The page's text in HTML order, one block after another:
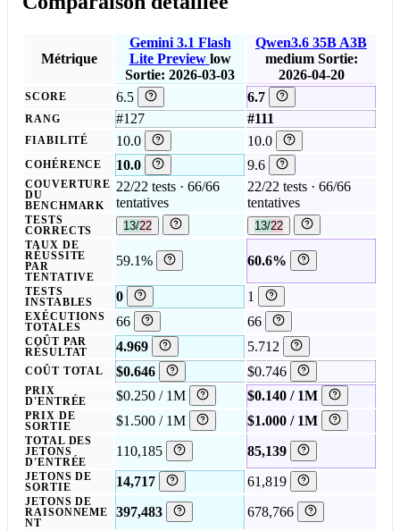
Métrique
Gemini 3.1 Flash
Lite Preview low
Sortie: 2026-03-03
Qwen3.6 35B A3B
medium Sortie:
2026-04-20
SCORE 6.5 6.7
RANG #127 #111
FIABILITÉ 10.0 10.0
COHÉRENCE 10.0 9.6
COUVERTURE
DU
BENCHMARK
22/22 tests · 66/66
tentatives
22/22 tests · 66/66
tentatives
TESTS
CORRECTS
13/22 13/22
TAUX DE
RÉUSSITE
PAR
TENTATIVE
59.1% 60.6%
TESTS
INSTABLES
0 1
EXÉCUTIONS
TOTALES
66 66
COÛT PAR
RÉSULTAT
4.969 5.712
COÛT TOTAL $0.646 $0.746
PRIX
D'ENTRÉE
$0.250 / 1M $0.140 / 1M
PRIX DE
SORTIE
$1.500 / 1M $1.000 / 1M
TOTAL DES
JETONS
D'ENTRÉE
110,185 85,139
JETONS DE
SORTIE
14,717 61,819
JETONS DE
RAISONNEME
NT
397,483 678,766